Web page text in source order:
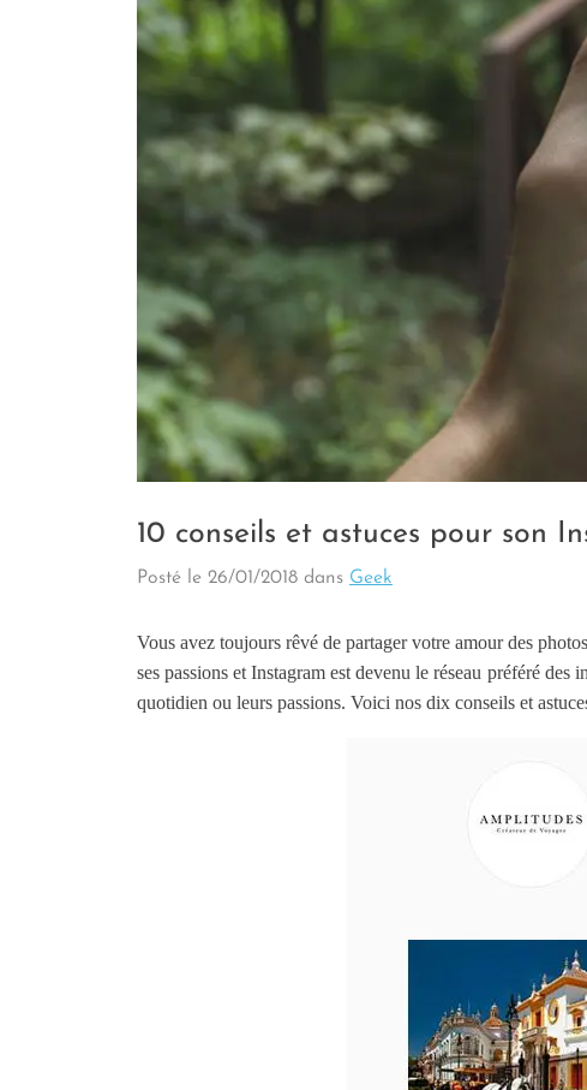
10 conseils et astuces pour son
Posté le 26/01/2018 dans Geek
Vous avez toujours rêvé de partager votre amour des
ses passions et Instagram est devenu le réseau préféré
quotidien ou leurs passions. Voici nos dix conseils et